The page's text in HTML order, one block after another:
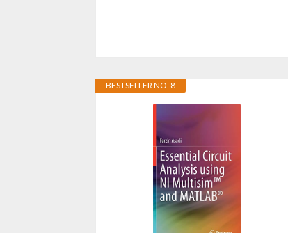
BESTSELLER NO. 8